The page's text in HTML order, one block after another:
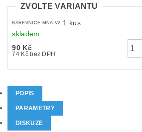
ZVOLTE VARIANTU
BAREVNICE MNA-V2 1 kus
skladem
90 Kč
74 Kč bez DPH
POPIS
PARAMETRY
DISKUZE